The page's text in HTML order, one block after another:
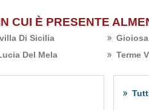
CUI È PRESENTE
Di Sicilia
Del Mela Terme